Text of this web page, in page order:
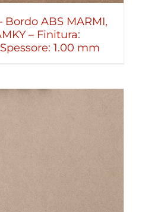
Bordo ABS MARMI,
– Finitura:
1.00 mm